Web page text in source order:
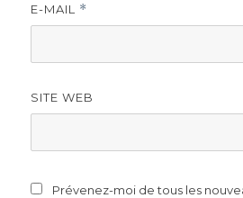
E-MAIL *
SITE WEB
Prévenez-moi de tous les